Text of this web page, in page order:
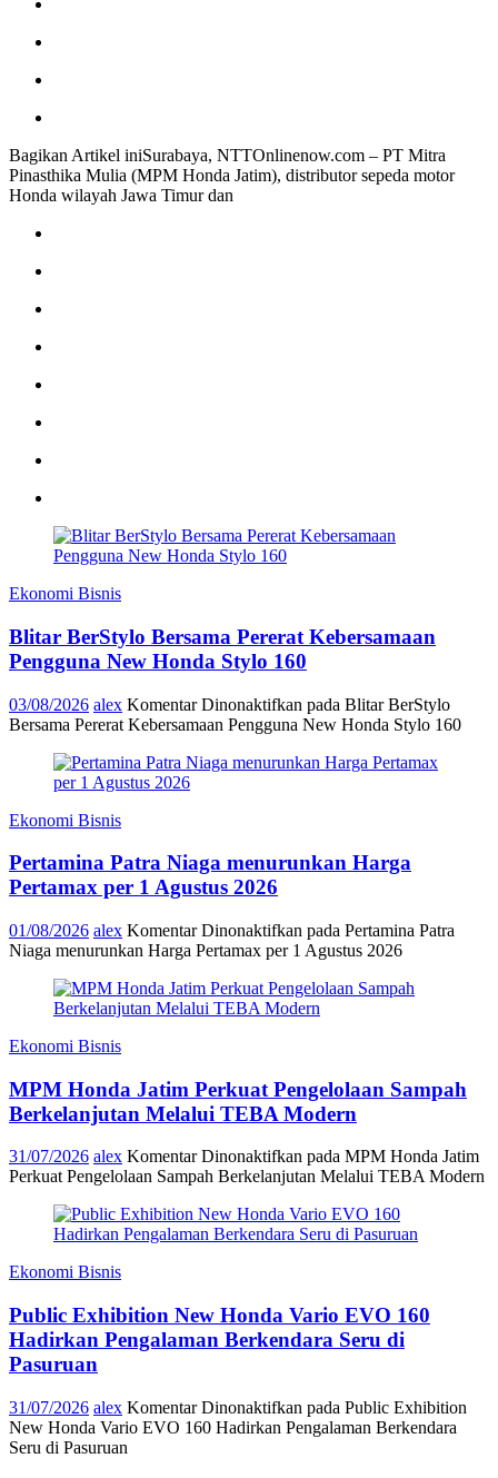
Bagikan Artikel iniSurabaya, NTTOnlinenow.com – PT Mitra
Pinasthika Mulia (MPM Honda Jatim), distributor sepeda motor
Honda wilayah Jawa Timur dan
Ekonomi Bisnis
Blitar BerStylo Bersama Pererat Kebersamaan
Pengguna New Honda Stylo 160
03/08/2026 alex Komentar Dinonaktifkan pada Blitar BerStylo
Bersama Pererat Kebersamaan Pengguna New Honda Stylo 160
Ekonomi Bisnis
Pertamina Patra Niaga menurunkan Harga
Pertamax per 1 Agustus 2026
01/08/2026 alex Komentar Dinonaktifkan pada Pertamina Patra
Niaga menurunkan Harga Pertamax per 1 Agustus 2026
Ekonomi Bisnis
MPM Honda Jatim Perkuat Pengelolaan Sampah
Berkelanjutan Melalui TEBA Modern
31/07/2026 alex Komentar Dinonaktifkan pada MPM Honda Jatim
Perkuat Pengelolaan Sampah Berkelanjutan Melalui TEBA Modern
Ekonomi Bisnis
Public Exhibition New Honda Vario EVO 160
Hadirkan Pengalaman Berkendara Seru di
Pasuruan
31/07/2026 alex Komentar Dinonaktifkan pada Public Exhibition
New Honda Vario EVO 160 Hadirkan Pengalaman Berkendara
Seru di Pasuruan